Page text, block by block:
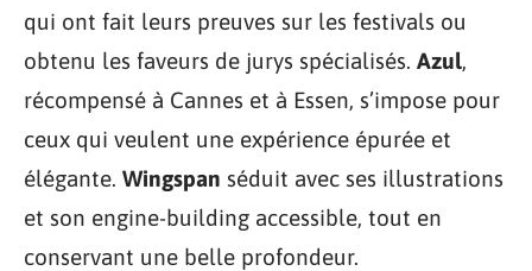
qui ont fait leurs preuves sur les festivals ou
obtenu les faveurs de jurys spécialisés. Azul,
récompensé à Cannes et à Essen, s’impose pour
ceux qui veulent une expérience épurée et
élégante. Wingspan séduit avec ses illustrations
et son engine-building accessible, tout en
conservant une belle profondeur.